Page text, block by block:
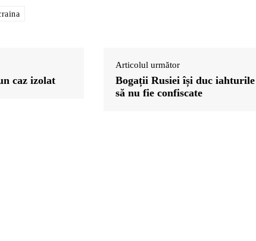
caz izolat
Articolul următor
Bogații Rusiei își duc
să nu fie confiscate